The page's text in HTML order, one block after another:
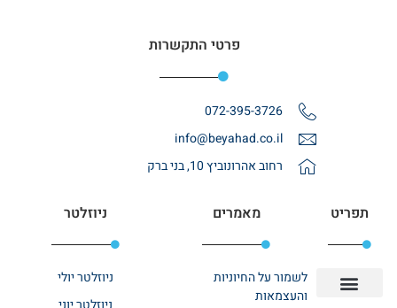
פרטי התקשרות
072-395-3726
info@beyahad.co.il
רחוב אהרונוביץ 10, בני ברק
תפריט מאמרים
לשמור על החיוניות
והעצמאות
ניוזלטר
ניוזלטר יולי